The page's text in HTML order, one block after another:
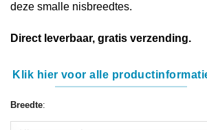
deze smalle nisbreedtes.
Direct leverbaar, gratis verzending.
Klik hier voor alle
Breedte: